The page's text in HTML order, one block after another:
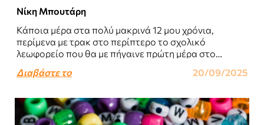
Νίκη Μπουτάρη
Κάποια μέρα στα πολύ μακρινά 12 μου χρόνια,
περίμενα με τρακ στο περίπτερο το σχολικό
λεωφορείο που θα με πήγαινε πρώτη μέρα στο
Διαβάστε το 20/09/2025